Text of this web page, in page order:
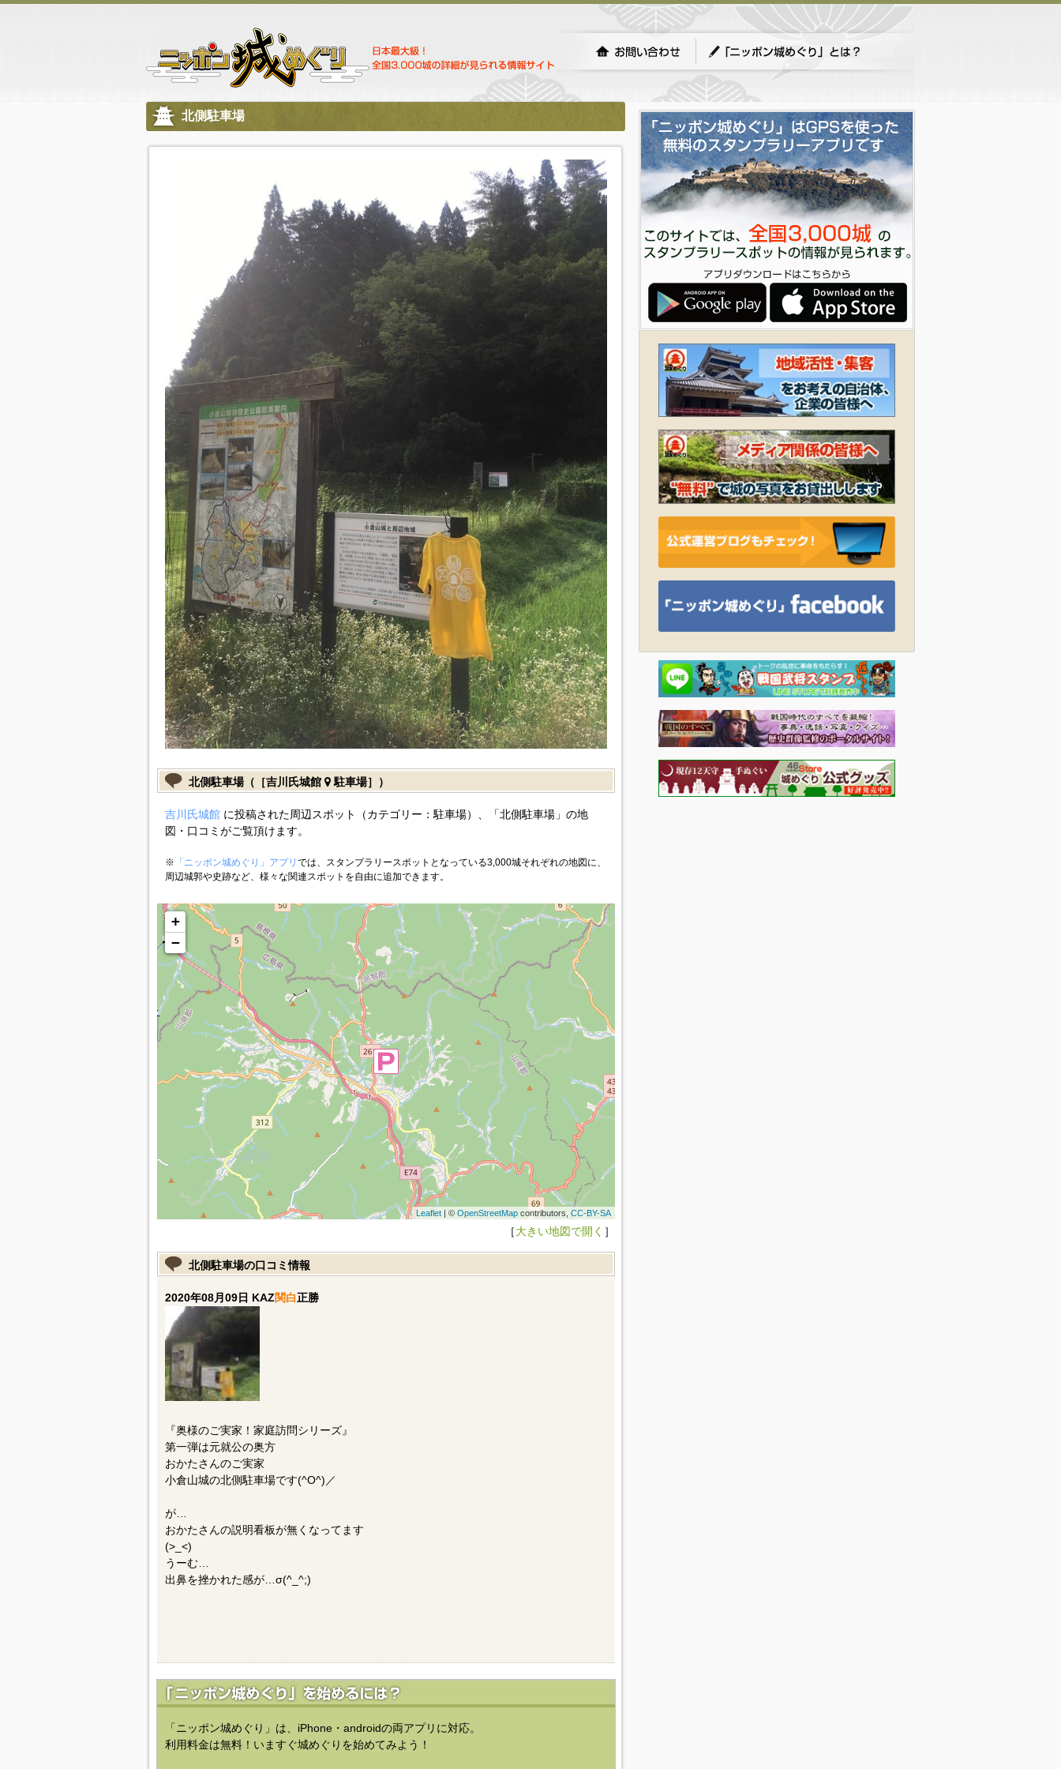
北側駐車場
北側駐車場（［吉川氏城館 駐車場］）
吉川氏城館に投稿された周辺スポット（カテゴリー：駐車場）、「北側駐車場」の地
図・口コミがご覧頂けます。
※ 「ニッポン城めぐり」アプリ では、スタンプラリースポットとなっている3,000城それぞれの地図に、
周辺城郭や史跡など、様々な関連スポットを自由に追加できます。
+
−
Leaflet| © OpenStreetMapcontributors, CC-BY-SA
［大きい地図で開く ］
北側駐車場の口コミ情報
2020年08月09日 KAZ関白正勝
『奥様のご実家！家庭訪問シリーズ』
第一弾は元就公の奥方
おかたさんのご実家
小倉山城の北側駐車場です(^O^)／
が…
おかたさんの説明看板が無くなってます
(>_<)
うーむ…
出鼻を挫かれた感が…σ(^_^;)
「ニッポン城めぐり」は、iPhone・androidの両アプリに対応。
利用料金は無料！いますぐ城めぐりを始めてみよう！